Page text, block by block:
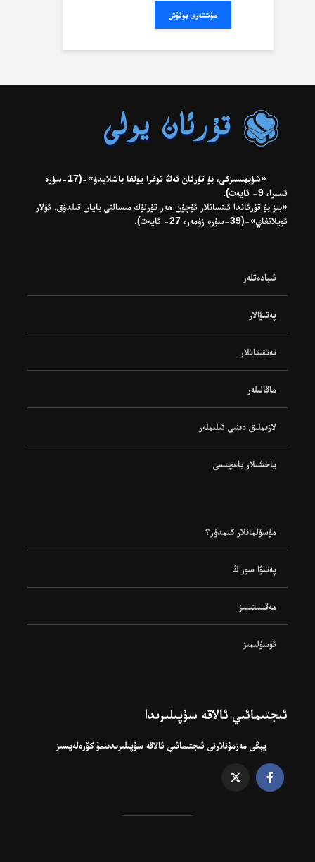
مۇشتەرى بولۇش
«شۈبھىسىزكى، بۇ قۇرئان ئەڭ توغرا يولغا باشلايدۇ»-(17-سۈرە
ئىسرا، 9- ئايەت).
«بىز بۇ قۇرئاندا ئىنسانلار ئۈچۈن ھەر تۈرلۈك مىسالنى بايان قىلدۇق. ئۇلار
ئويلانغاي»-(39-سۈرە زۇمەر، 27- ئايەت).
ئىبادەتلەر
پەتىۋالار
تەتقىقاتلار
ماقالىلەر
لازىملىق دىنىي ئىلىملەر
ياخشىلار باغچىسى
مۇسۇلمانلار كىمدۇر؟
پەتىۋا سوراڭ
مەقسىتىمىز
ئۇسۇلىمىز
ئىجتىمائىي ئالاقە سۇپىلىرىدا
يېڭى مەزمۇنلارنى ئىجتىمائىي ئالاقە سۇپىلىرىدىنمۇ كۆرەلەيسىز